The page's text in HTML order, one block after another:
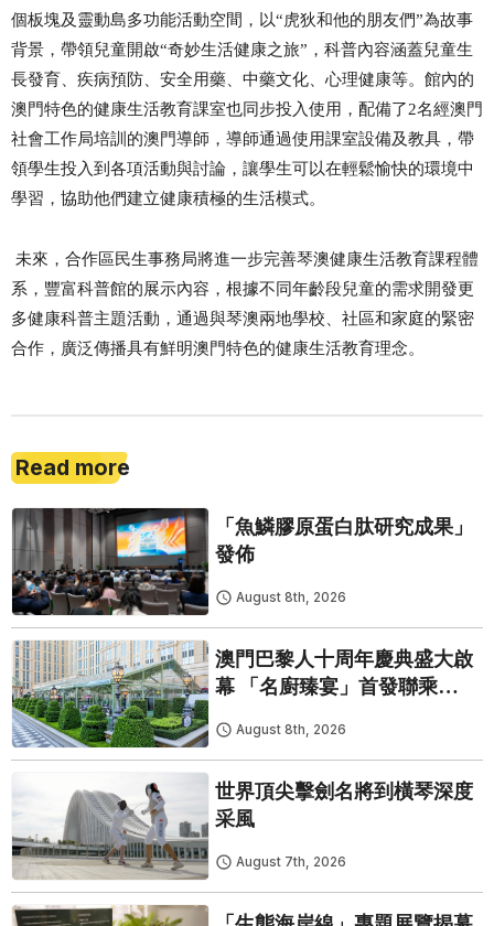
個板塊及靈動島多功能活動空間，以“虎狄和他的朋友們”為故事
背景，帶領兒童開啟“奇妙生活健康之旅”，科普內容涵蓋兒童生
長發育、疾病預防、安全用藥、中藥文化、心理健康等。館內的
澳門特色的健康生活教育課室也同步投入使用，配備了2名經澳門
社會工作局培訓的澳門導師，導師通過使用課室設備及教具，帶
領學生投入到各項活動與討論，讓學生可以在輕鬆愉快的環境中
學習，協助他們建立健康積極的生活模式。
未來 ，合作區民生事務局將進一步完善琴澳健康生活教育課程體
系，豐富科普館的展示內容，根據不同年齡段兒童的需求開發更
多健康科普主題活動 ， 通過與琴澳兩地學校、社區和家庭的緊密
合作， 廣泛傳播具有鮮明澳門特色的健康生活教育理念。
Read more
「魚鱗膠原蛋白肽研究成果」
發佈
August 8th, 2026
澳門巴黎人十周年慶典盛大啟
幕 「名廚臻宴」首發聯乘
August 8th, 2026
世界頂尖擊劍名將到橫琴深度
采風
August 7th, 2026